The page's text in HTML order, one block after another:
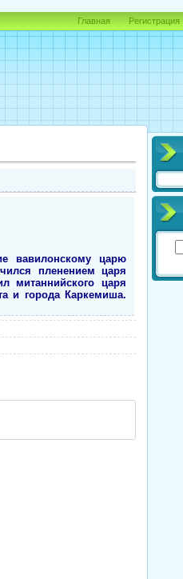
Главная Регистрация
вавилонскому царю
пленением царя
митаннийского царя
и города Каркемиша.